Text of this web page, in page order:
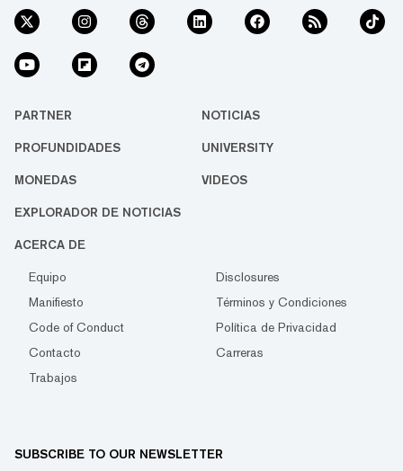
PARTNER NOTICIAS
PROFUNDIDADES UNIVERSITY
MONEDAS VIDEOS
EXPLORADOR DE NOTICIAS
ACERCA DE
Equipo
Disclosures
Manifiesto
Términos y Condiciones
Code of Conduct
Política de Privacidad
Contacto
Carreras
Trabajos
SUBSCRIBE TO OUR NEWSLETTER